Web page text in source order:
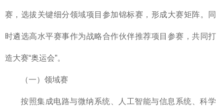
赛，选拔关键细分领域项目参加锦标赛，形成大赛矩阵。同
时遴选高水平赛事作为战略合作伙伴推荐项目参赛，共同打
造大赛“奥运会”。
（一）领域赛
按照集成电路与微纳系统、人工智能与信息系统、科学